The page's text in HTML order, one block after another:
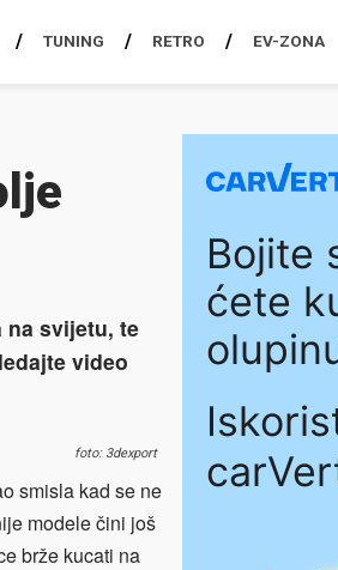
TUNING RETRO EV-ZONA
svijetu, te
video
foto: 3dexport
smisla kad se ne
modele čini još
brže kucati na